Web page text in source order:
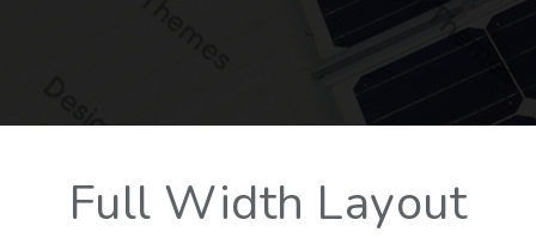
Full Width Layout